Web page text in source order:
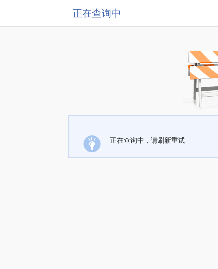
正在查询中
正在查询中，请刷新重试